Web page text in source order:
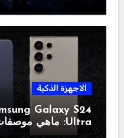
الاجهزة الذكية
Ultra: ماهي موصفات والسعر والألوان؟